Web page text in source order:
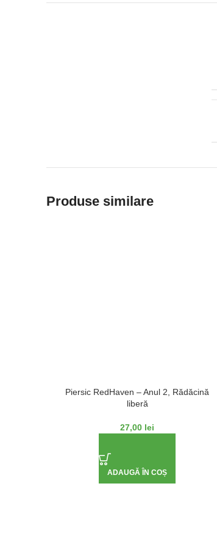
Produse similare
Piersic RedHaven – Anul 2, Rădăcină
liberă
27,00 lei
ADAUGĂ ÎN COȘ